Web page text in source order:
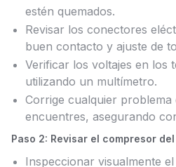
estén quemados.
Revisar los conectores
buen contacto y ajuste de
Verificar los voltajes en los
utilizando un multímetro.
Corrige cualquier problema
encuentres, asegurando
Paso 2: Revisar el compresor
Inspeccionar visualmente